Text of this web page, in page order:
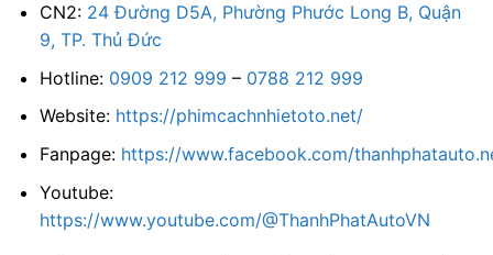
CN2: 24 Đường D5A, Phường Phước Long B, Quận
9, TP. Thủ Đức
Hotline: 0909 212 999 – 0788 212 999
Website: https://phimcachnhietoto.net/
Fanpage: https://www.facebook.com/
Youtube:
https://www.youtube.com/@ThanhPhatAutoVN